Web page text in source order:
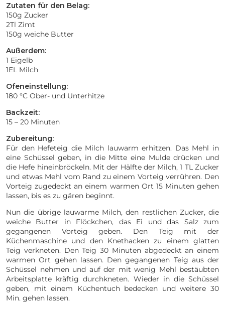
Zutaten für den Belag:
150g Zucker
2Tl Zimt
150g weiche Butter
Außerdem:
1 Eigelb
1EL Milch
Ofeneinstellung:
180 °C Ober- und Unterhitze
Backzeit:
15 – 20 Minuten
Zubereitung:
Für den Hefeteig die Milch lauwarm erhitzen. Das Mehl in
eine Schüssel geben, in die Mitte eine Mulde drücken und
die Hefe hineinbröckeln. Mit der Hälfte der Milch, 1 TL Zucker
und etwas Mehl vom Rand zu einem Vorteig verrühren. Den
Vorteig zugedeckt an einem warmen Ort 15 Minuten gehen
lassen, bis es zu gären beginnt.
Nun die übrige lauwarme Milch, den restlichen Zucker, die
weiche Butter in Flöckchen, das Ei und das Salz zum
gegangenen Vorteig geben. Den Teig mit der
Küchenmaschine und den Knethacken zu einem glatten
Teig verkneten. Den Teig 30 Minuten abgedeckt an einem
warmen Ort gehen lassen. Den gegangenen Teig aus der
Schüssel nehmen und auf der mit wenig Mehl bestäubten
Arbeitsplatte kräftig durchkneten. Wieder in die Schüssel
geben, mit einem Küchentuch bedecken und weitere 30
Min. gehen lassen.